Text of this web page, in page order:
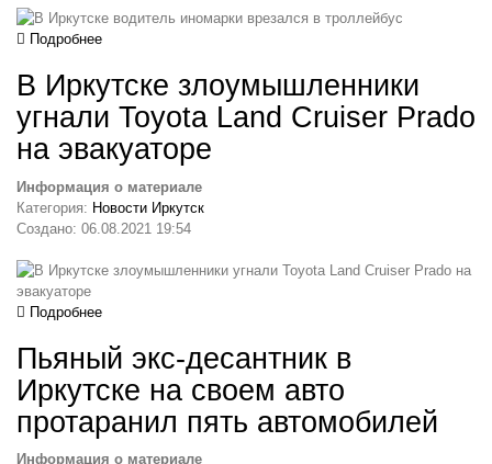
Подробнее
В Иркутске злоумышленники
угнали Toyota Land Cruiser Prado
на эвакуаторе
Информация о материале
Категория: Новости Иркутск
Создано: 06.08.2021 19:54
Подробнее
Пьяный экс-десантник в
Иркутске на своем авто
протаранил пять автомобилей
Информация о материале